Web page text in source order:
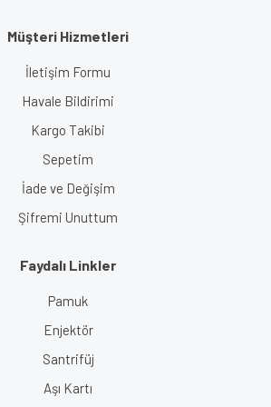
Müşteri Hizmetleri
İletişim Formu
Havale Bildirimi
Kargo Takibi
Sepetim
İade ve Değişim
Şifremi Unuttum
Faydalı Linkler
Pamuk
Enjektör
Santrifüj
Aşı Kartı